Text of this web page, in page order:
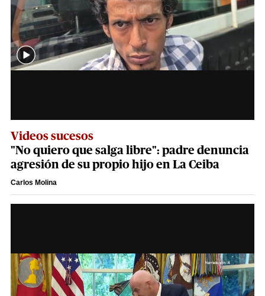
Videos sucesos
"No quiero que salga libre": padre denuncia
agresión de su propio hijo en La Ceiba
Carlos Molina